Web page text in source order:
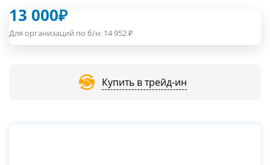
13 000₽
Для организаций по б/н: 14 952₽
Купить в трейд-ин